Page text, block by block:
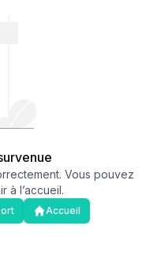
Vous pouvez
à l’accueil.
Accueil